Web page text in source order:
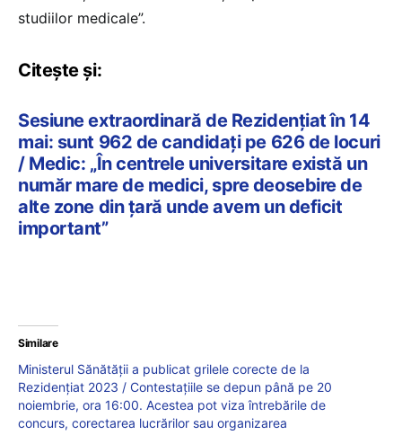
studiilor medicale”.
Citește și:
Sesiune extraordinară de Rezidenţiat în 14
mai: sunt 962 de candidaţi pe 626 de locuri
/ Medic: „În centrele universitare există un
număr mare de medici, spre deosebire de
alte zone din ţară unde avem un deficit
important”
Similare
Ministerul Sănătății a publicat grilele corecte de la
Rezidențiat 2023 / Contestațiile se depun până pe 20
noiembrie, ora 16:00. Acestea pot viza întrebările de
concurs, corectarea lucrărilor sau organizarea